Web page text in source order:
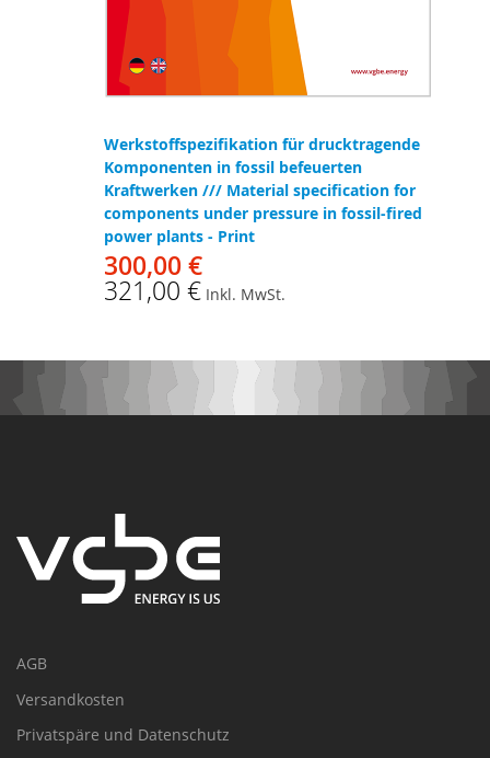
Werkstoffspezifikation für drucktragende
Komponenten in fossil befeuerten
Kraftwerken /// Material specification for
components under pressure in fossil-fired
power plants - Print
300,00 €
321,00 € Inkl. MwSt.
AGB
Versandkosten
Privatspäre und Datenschutz